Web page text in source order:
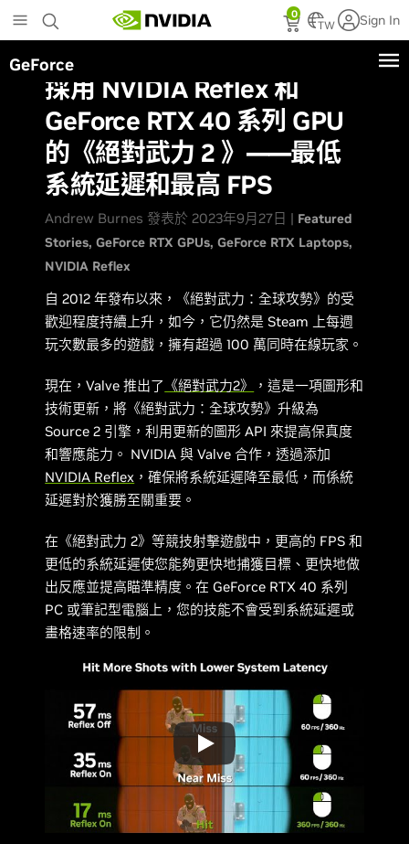
to
main
content
0
TW Sign In
GeForce
採用 NVIDIA Reflex 和
GeForce RTX 40 系列 GPU
的《絕對武力 2 》——最低
系統延遲和最高 FPS
Andrew Burnes 發表於 2023年9月27日 | Featured
Stories GeForce RTX GPUs GeForce RTX Laptops
NVIDIA Reflex
自 2012 年發布以來，《絕對武力：全球攻勢》的受
歡迎程度持續上升，如今，它仍然是 Steam 上每週
玩次數最多的遊戲，擁有超過 100 萬同時在線玩家。
現在，Valve 推出了 《絕對武力2》
，這是一項圖形和
技術更新，將《絕對武力：全球攻勢》升級為
Source 2 引擎，利用更新的圖形 API 來提高保真度
和響應能力。 NVIDIA 與 Valve 合作，透過添加
NVIDIA Reflex ，確保將系統延遲降至最低，而係統
延遲對於獲勝至關重要。
在《絕對武力 2》等競技射擊遊戲中，更高的 FPS 和
更低的系統延遲使您能夠更快地捕獲目標、更快地做
出反應並提高瞄準精度。在 GeForce RTX 40 系列
PC 或筆記型電腦上，您的技能不會受到系統延遲或
畫格速率的限制。